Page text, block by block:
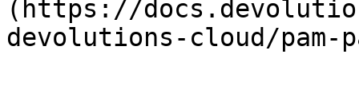
(https://
devolutions-cloud/